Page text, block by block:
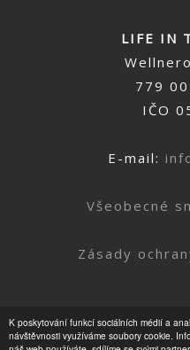
K poskytování funkcí sociálních médií a
návštěvnosti využíváme soubory cookie.
LIFE IN
779
IČO
E-mail:
Všeobecné
Zásady